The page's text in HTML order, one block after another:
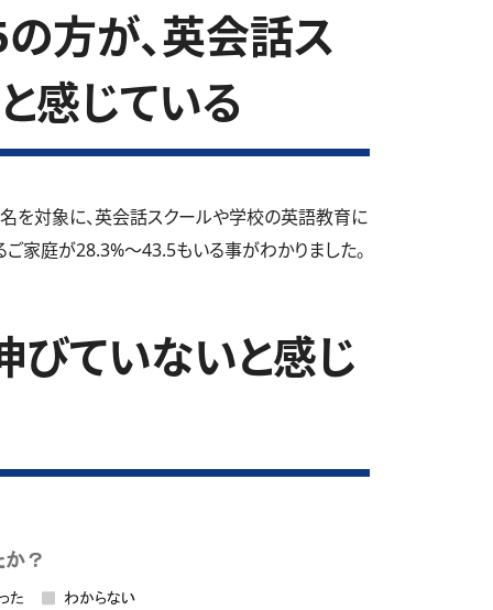
方が、英会話ス
感じている
を対象に、英会話スクールや学校の英語教育に
ご家庭が28.3%～43.5もいる事がわかりました。
びていないと感じ